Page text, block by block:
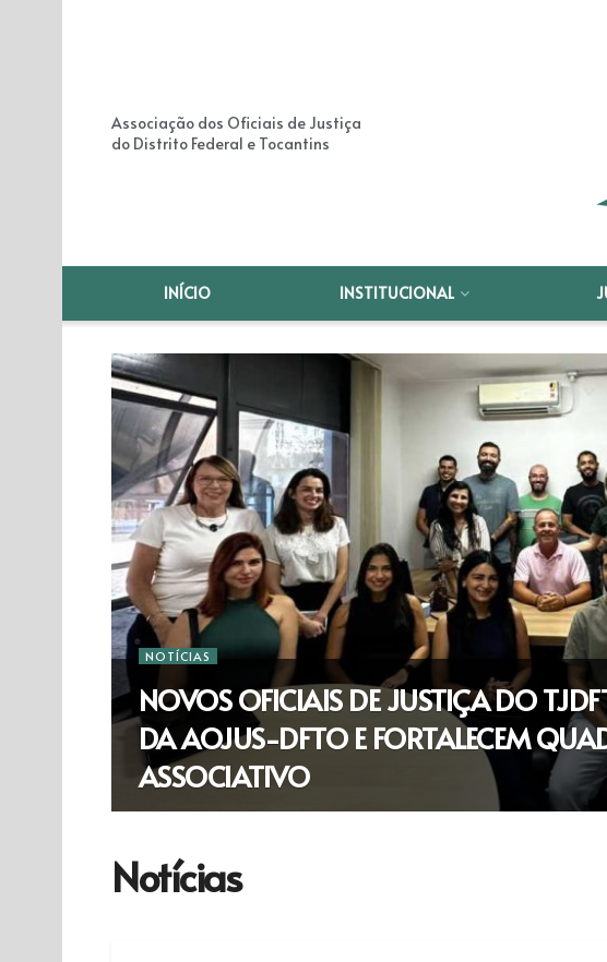
Associação dos Oficiais de Justiça
do Distrito Federal e Tocantins
INÍCIO INSTITUCIONAL
NOTÍCIAS
NOVOS OFICIAIS DE JUSTIÇA DO
DA AOJUS-DFTO E FORTALECEM
ASSOCIATIVO
Notícias